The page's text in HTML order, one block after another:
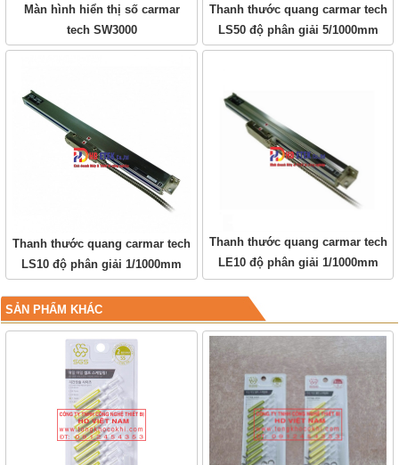
Màn hình hiển thị số carmar
tech SW3000
Thanh thước quang carmar tech
LS50 độ phân giải 5/1000mm
Thanh thước quang carmar tech
LS10 độ phân giải 1/1000mm
Thanh thước quang carmar tech
LE10 độ phân giải 1/1000mm
SẢN PHẨM KHÁC